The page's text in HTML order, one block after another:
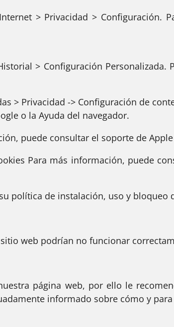
> Privacidad > Configuración.
> Configuración Personalizada.
> Privacidad -> Configuración de
o la Ayuda del navegador.
puede consultar el soporte de
Para más información, puede
política de instalación, uso y bloqueo
web podrían no funcionar
página web, por ello le
informado sobre cómo y